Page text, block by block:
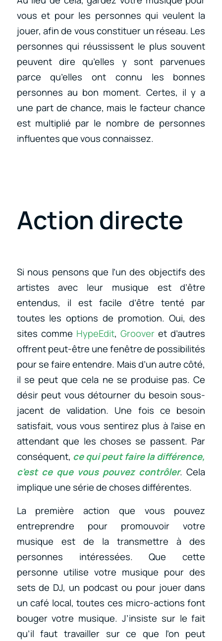
vous et pour les personnes qui veulent la
jouer, afin de vous constituer un réseau. Les
personnes qui réussissent le plus souvent
peuvent dire qu’elles y sont parvenues
parce qu’elles ont connu les bonnes
personnes au bon moment. Certes, il y a
une part de chance, mais le facteur chance
est multiplié par le nombre de personnes
influentes que vous connaissez.
Action directe
Si nous pensons que l’un des objectifs des
artistes avec leur musique est d’être
entendus, il est facile d’être tenté par
toutes les options de promotion. Oui, des
sites comme HypeEdit,Groover et d’autres
offrent peut-être une fenêtre de possibilités
pour se faire entendre. Mais d’un autre côté,
il se peut que cela ne se produise pas. Ce
désir peut vous détourner du besoin sous-
jacent de validation. Une fois ce besoin
satisfait, vous vous sentirez plus à l’aise en
attendant que les choses se passent. Par
conséquent, ce qui peut faire la différence,
c’est ce que vous pouvez contrôler. Cela
implique une série de choses différentes.
La première action que vous pouvez
entreprendre pour promouvoir votre
musique est de la transmettre à des
personnes intéressées. Que cette
personne utilise votre musique pour des
sets de DJ, un podcast ou pour jouer dans
un café local, toutes ces micro-actions font
bouger votre musique. J’insiste sur le fait
qu’il faut travailler sur ce que l’on peut